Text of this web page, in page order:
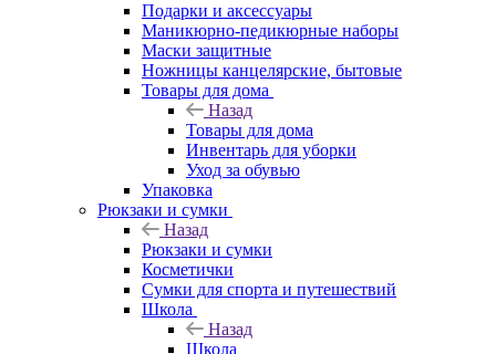
Подарки и аксессуары
Маникюрно-педикюрные наборы
Маски защитные
Ножницы канцелярские, бытовые
Товары для дома
Назад
Товары для дома
Инвентарь для уборки
Уход за обувью
Упаковка
Рюкзаки и сумки
Назад
Рюкзаки и сумки
Косметички
Сумки для спорта и путешествий
Школа
Назад
Школа